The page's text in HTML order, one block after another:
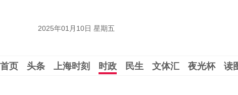
2025年01月10日 星期五
首页 头条 上海时刻 时政 民生 文体汇 夜光杯 读